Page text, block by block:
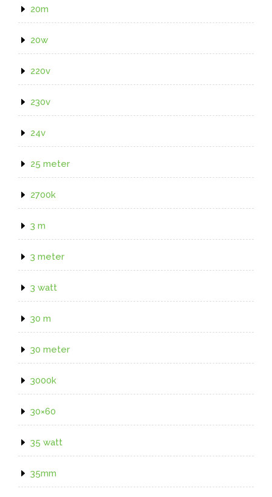
20m
20w
220v
230v
24v
25 meter
2700k
3 m
3 meter
3 watt
30 m
30 meter
3000k
30×60
35 watt
35mm